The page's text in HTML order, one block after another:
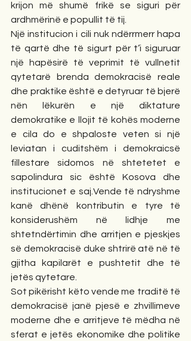
krijon më shumë frikë se siguri për
ardhmërinë e popullit të tij.
Një institucion i cili nuk ndërrmerr hapa
të qartë dhe të sigurt për t’i siguruar
një hapësirë të veprimit të vullnetit
qytetarë brenda demokracisë reale
dhe praktike është e detyruar të bjerë
nën lëkurën e një diktature
demokratike e llojit të kohës moderne
e cila do e shpaloste veten si një
leviatan i cuditshëm i demokraicsë
fillestare sidomos në shtetetet e
sapolindura sic është Kosova dhe
institucionet e saj.Vende të ndryshme
kanë dhënë kontributin e tyre të
konsiderushëm në lidhje me
shtetndërtimin dhe arritjen e pjeskjes
së demokracisë duke shtrirë atë në të
gjitha kapilarët e pushtetit dhe të
jetës qytetare.
Sot pikërisht këto vende me traditë të
demokracisë janë pjesë e zhvillimeve
moderne dhe e arritjeve të mëdha në
sferat e jetës ekonomike dhe politike